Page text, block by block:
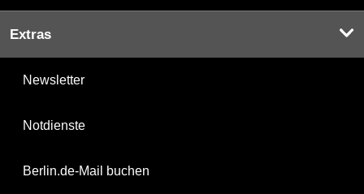
Extras
Newsletter
Notdienste
Berlin.de-Mail buchen